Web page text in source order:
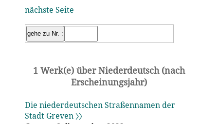
nächste Seite
1 Werk(e) über Niederdeutsch (nach
Erscheinungsjahr)
Die niederdeutschen Straßennamen der
Stadt Greven 〉〉